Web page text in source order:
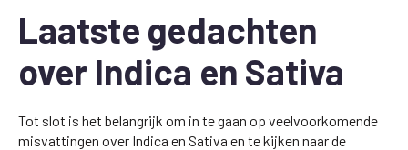
Laatste gedachten
over Indica en Sativa
Tot slot is het belangrijk om in te gaan op veelvoorkomende
misvattingen over Indica en Sativa en te kijken naar de